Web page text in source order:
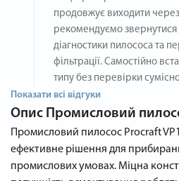
продовжує виходити через
рекомендуємо звернутися
діагностики пилососа та
фільтрації. Самостійно
типу без перевірки
Показати всі відгуки
Опис Промисловий
Промисловий пилосос Procraft
ефективне рішення для
промислових умовах. Міцна